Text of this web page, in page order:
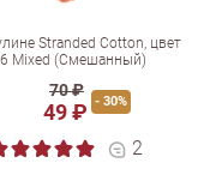
Stranded Cotton, цвет
Mixed (Смешанный)
70 ₽
49 ₽ - 30%
2